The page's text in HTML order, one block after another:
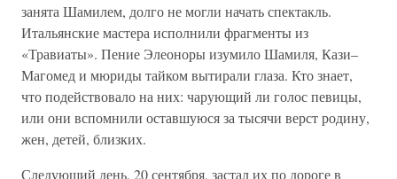
занята Шамилем, долго не могли начать спектакль.
Итальянские мастера исполнили фрагменты из
«Травиаты». Пение Элеоноры изумило Шамиля, Кази–
Магомед и мюриды тайком вытирали глаза. Кто знает,
что подействовало на них: чарующий ли голос певицы,
или они вспомнили оставшуюся за тысячи верст родину,
жен, детей, близких.
Следующий день, 20 сентября, застал их по дороге в